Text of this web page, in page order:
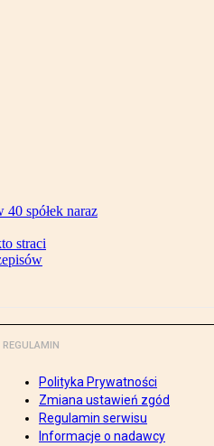
spółek naraz
straci
REGULAMIN
Polityka Prywatności
Zmiana ustawień zgód
Regulamin serwisu
Informacje o nadawcy